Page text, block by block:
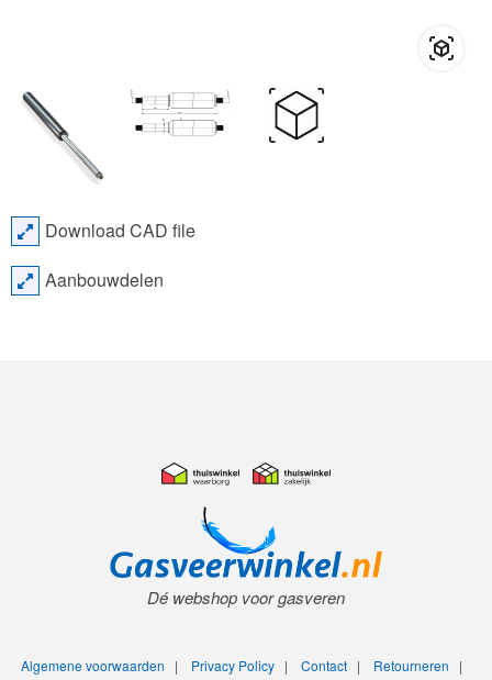
Download CAD file
Aanbouwdelen
Dé webshop voor gasveren
Algemene voorwaarden | Privacy Policy| Contact| Retourneren |